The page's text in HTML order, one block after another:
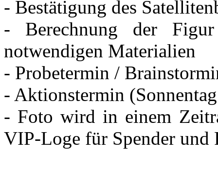
- Bestätigung des
- Berechnung der
notwendigen Materialien
- Probetermin /
- Aktionstermin
- Foto wird in einem
VIP-Loge für Spender und